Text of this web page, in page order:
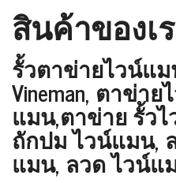
สินค้าของเ
รั้วตาข่ายไวน์แ
Vineman, ตาข่า
แมน,ตาข่าย รั้ว
ถักปม ไวน์แมน,
แมน, ลวด ไวน์แ